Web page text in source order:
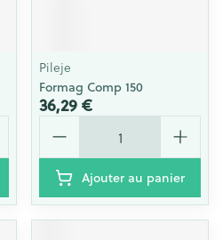
Pileje
Formag Comp 150
36,29 €
Quantité
Ajouter au panier